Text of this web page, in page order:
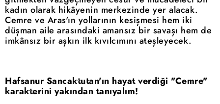
kadın olarak hikâyenin merkezinde yer alacak.
Cemre ve Aras'ın yollarının kesişmesi hem iki
düşman aile arasındaki amansız bir savaşı hem de
imkânsız bir aşkın ilk kıvılcımını ateşleyecek.
Hafsanur Sancaktutan'ın hayat verdiği "Cemre"
karakterini yakından tanıyalım!